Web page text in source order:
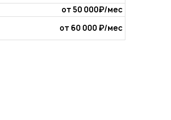
от 50 000₽/мес
от 60 000 ₽/мес